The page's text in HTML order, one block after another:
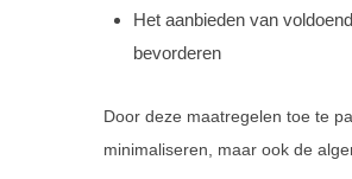
Het aanbieden van
bevorderen
Door deze maatregelen toe te
minimaliseren, maar ook de